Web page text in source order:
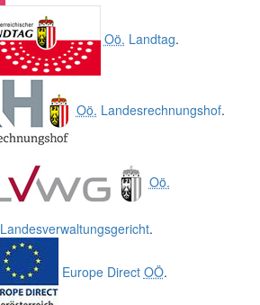
Oö. Landtag.
Oö. Landesrechnungshof.
Oö.
Landesverwaltungsgericht.
Europe Direct OÖ.